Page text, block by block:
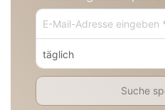
täglich
Suche